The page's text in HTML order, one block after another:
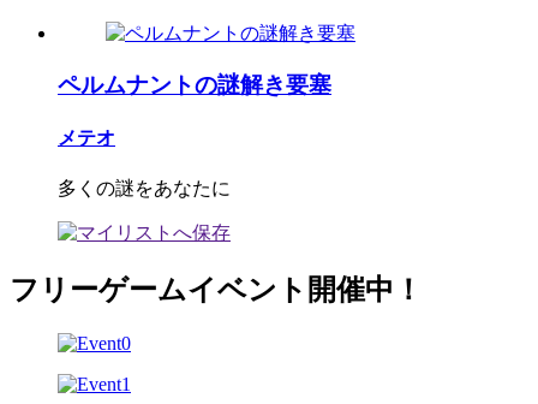
ペルムナントの謎解き要塞
メテオ
多くの謎をあなたに
フリーゲームイベント開催中！